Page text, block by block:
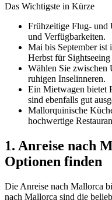
Das Wichtigste in Kürze
Frühzeitige Flug- und
und Verfügbarkeiten.
Mai bis September ist
Herbst für
Wählen Sie zwischen
ruhigen Inselinneren.
Ein Mietwagen bietet
sind ebenfalls gut
Mallorquinische
hochwertige
1. Anreise nach
Optionen finden
Die Anreise nach Mallorca
nach Mallorca sind die